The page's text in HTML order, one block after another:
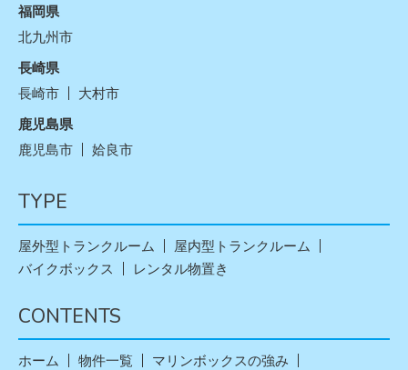
福岡県
北九州市
長崎県
長崎市
大村市
鹿児島県
鹿児島市
姶良市
TYPE
屋外型トランクルーム
屋内型トランクルーム
バイクボックス
レンタル物置き
CONTENTS
ホーム 物件一覧
マリンボックスの強み